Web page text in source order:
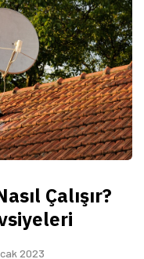
Çalışır?
2023